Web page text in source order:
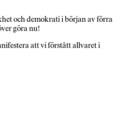
och demokrati i början av förra
göra nu!
att vi förstått allvaret i